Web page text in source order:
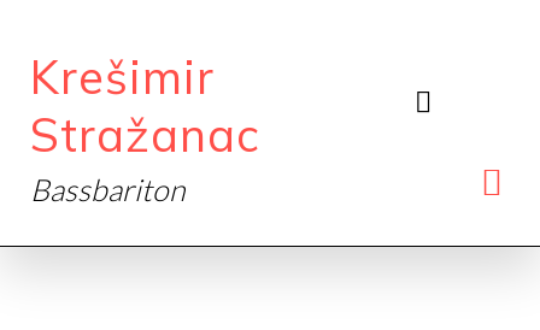
Krešimir
Stražanac
Bassbariton